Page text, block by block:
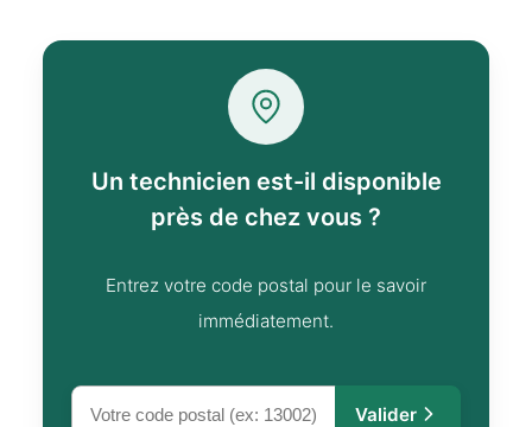
Un technicien est-il disponible
près de chez vous ?
Entrez votre code postal pour le savoir
immédiatement.
Valider